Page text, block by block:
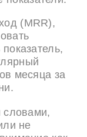
(MRR),
месяца за
словами,
не